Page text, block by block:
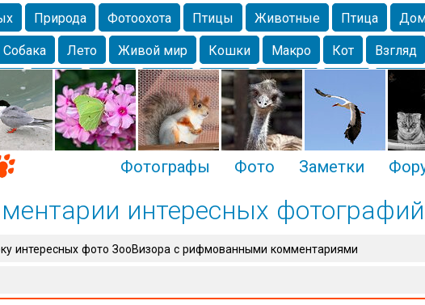
Природа Фотоохота Птицы Животные Птица
Собака Лето Живой мир Кошки Макро Кот Взгляд
Озеро Глаза Крым Весна Москва Белка
Город Бабочка Чайка Лес Утки Николаев
Фотографы Фото Заметки
интересных фотографий
интересных фото ЗооВизора с рифмованными комментариями